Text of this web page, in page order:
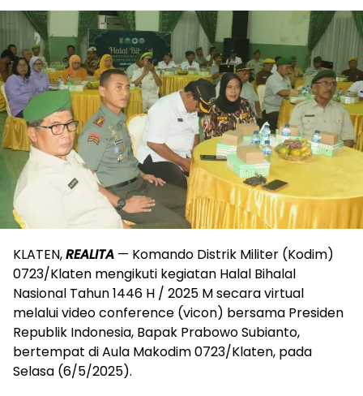
KLATEN,REALITA — Komando Distrik Militer (Kodim)
0723/Klaten mengikuti kegiatan Halal Bihalal
Nasional Tahun 1446 H / 2025 M secara virtual
melalui video conference (vicon) bersama Presiden
Republik Indonesia, Bapak Prabowo Subianto,
bertempat di Aula Makodim 0723/Klaten, pada
Selasa (6/5/2025).